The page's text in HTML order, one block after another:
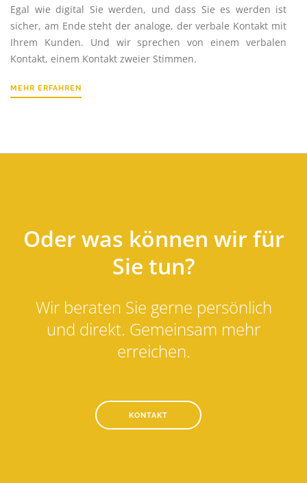
Egal wie digital Sie werden, und dass Sie es werden ist
sicher, am Ende steht der analoge, der verbale Kontakt mit
Ihrem Kunden. Und wir sprechen von einem verbalen
Kontakt, einem Kontakt zweier Stimmen.
MEHR ERFAHREN
Oder was können wir für
Sie tun?
Wir beraten Sie gerne persönlich
und direkt. Gemeinsam mehr
erreichen.
KONTAKT